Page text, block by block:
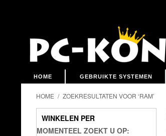
HOME GEBRUIKTE SYSTEMEN
HOME / ZOEKRESULTATEN VOOR ‘RAM’
WINKELEN PER
MOMENTEEL ZOEKT U OP: